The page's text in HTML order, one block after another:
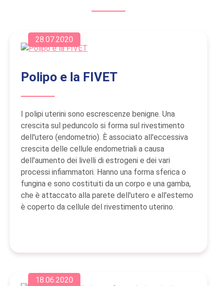
28.07.2020
Polipo e la FIVET
I polipi uterini sono escrescenze benigne. Una
crescita sul peduncolo si forma sul rivestimento
dell'utero (endometrio). È associato all'eccessiva
crescita delle cellule endometriali a causa
dell'aumento dei livelli di estrogeni e dei vari
processi infiammatori. Hanno una forma sferica o
fungina e sono costituiti da un corpo e una gamba,
che è attaccato alla parete dell'utero e all'esterno
è coperto da cellule del rivestimento uterino.
18.06.2020